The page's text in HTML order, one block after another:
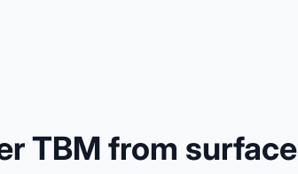
TBM from surface